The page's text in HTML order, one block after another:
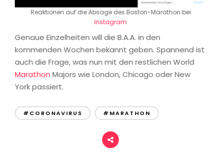
Reaktionen auf die Absage des Boston-Marathon bei
Instagram
Genaue Einzelheiten will die B.A.A. in den
kommenden Wochen bekannt geben. Spannend ist
auch die Frage, was nun mit den restlichen World
Marathon Majors wie London, Chicago oder New
York passiert.
#CORONAVIRUS #MARATHON